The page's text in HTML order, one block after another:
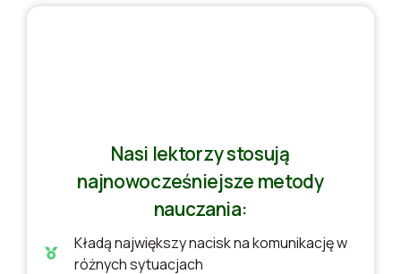
Nasi lektorzy stosują
najnowocześniejsze metody
nauczania:
Kładą największy nacisk na komunikację w
różnych sytuacjach